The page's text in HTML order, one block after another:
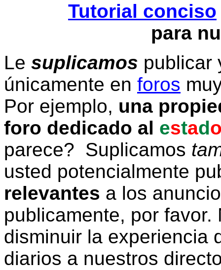
Tutorial conciso
para
Le suplicamos publicar
únicamente en foros
Por ejemplo, una
foro dedicado al estad
parece? Suplicamos
usted potencialmente
relevantes a los
publicamente, por
disminuir la experiencia
diarios a nuestros